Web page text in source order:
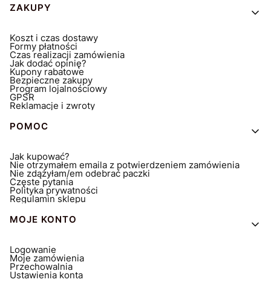
Linki w stopce
ZAKUPY
Koszt i czas dostawy
Formy płatności
Czas realizacji zamówienia
Jak dodać opinię?
Kupony rabatowe
Bezpieczne zakupy
Program lojalnościowy
GPSR
Reklamacje i zwroty
POMOC
Jak kupować?
Nie otrzymałem emaila z potwierdzeniem zamówienia
Nie zdążyłam/em odebrać paczki
Częste pytania
Polityka prywatności
Regulamin sklepu
MOJE KONTO
Logowanie
Moje zamówienia
Przechowalnia
Ustawienia konta